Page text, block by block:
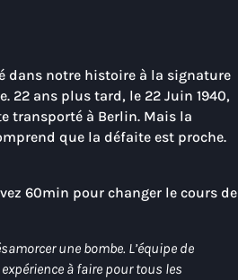
dans notre histoire à la signature
22 ans plus tard, le 22 Juin 1940,
transporté à Berlin. Mais la
que la défaite est proche.
60min pour changer le cours de
une bombe. L’équipe de
à faire pour tous les